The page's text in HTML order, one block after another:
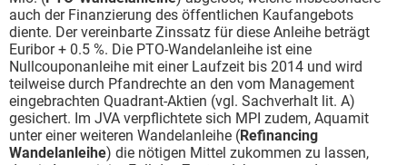
auch der Finanzierung des öffentlichen Kaufangebots
diente. Der vereinbarte Zinssatz für diese Anleihe beträgt
Euribor + 0.5 %. Die PTO-Wandelanleihe ist eine
Nullcouponanleihe mit einer Laufzeit bis 2014 und wird
teilweise durch Pfandrechte an den vom Management
eingebrachten Quadrant-Aktien (vgl. Sachverhalt lit. A)
gesichert. Im JVA verpflichtete sich MPI zudem, Aquamit
unter einer weiteren Wandelanleihe (Refinancing
Wandelanleihe) die nötigen Mittel zukommen zu lassen,